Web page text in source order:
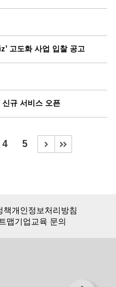
고도화 사업 입찰 공고
규 서비스 오픈
4 5
책개인정보처리방침
맵기업교육 문의